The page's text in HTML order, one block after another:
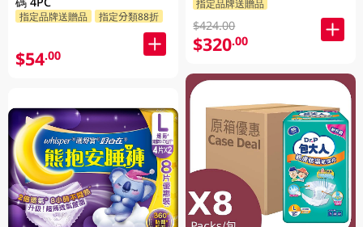
指定品牌送贈品 指定分類88折
$54.00
指定品牌送贈品
$424.00
$320.00